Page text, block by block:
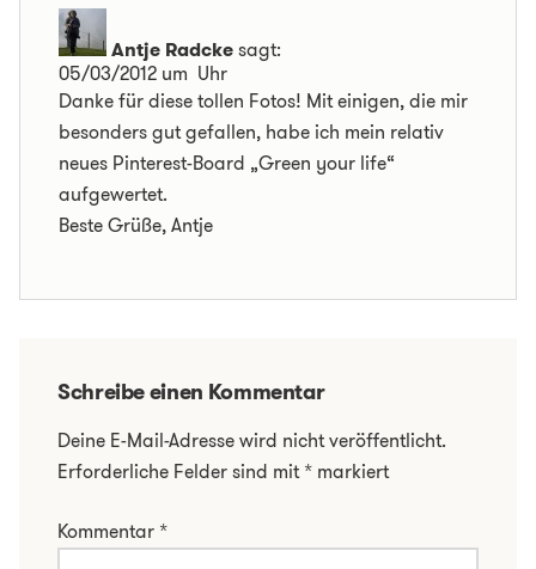
Antje Radckesagt:
05/03/2012 um Uhr
Danke für diese tollen Fotos! Mit einigen, die mir
besonders gut gefallen, habe ich mein relativ
neues Pinterest-Board „Green your life“
aufgewertet.
Beste Grüße, Antje
Schreibe einen Kommentar
Deine E-Mail-Adresse wird nicht veröffentlicht.
Erforderliche Felder sind mit* markiert
Kommentar *